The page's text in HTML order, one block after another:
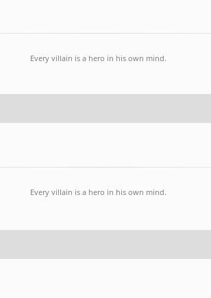
Every villain is a hero in his own mind.
Every villain is a hero in his own mind.